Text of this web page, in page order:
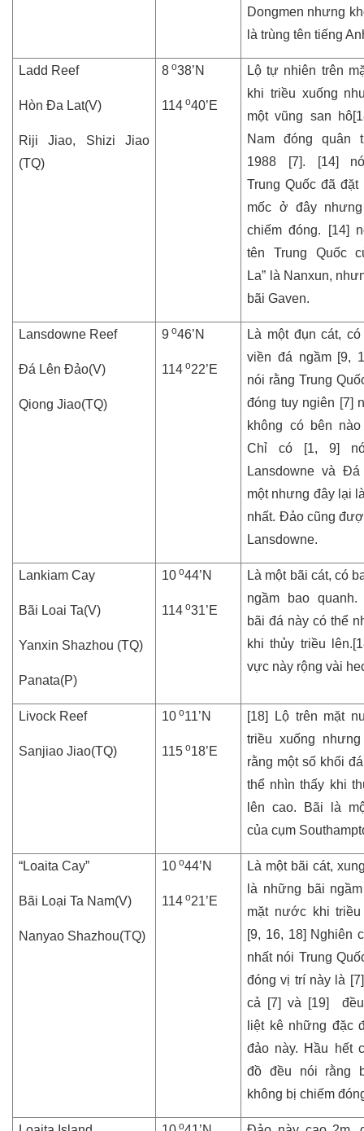
Dongmen nhưng
là trùng tên tiếng
Ladd Reef
Hòn Đa Lat(V)
Riji Jiao, Shizi Jiao
(TQ)
8 o38’N
114 o40’E
Lộ tự nhiên trên
khi triều xuống
một vũng san
Nam đóng quân
1988 [7]. [14]
Trung Quốc đã đặt
mốc ở đây
chiếm đóng. [14]
tên Trung Quốc
La” là Nanxun,
bãi Gaven.
Lansdowne Reef
Đá Lên Đảo(V)
Qiong Jiao(TQ)
9 o46’N
114 o22’E
Là một đụn cát,
viền đá ngầm [9,
nói rằng Trung
đóng tuy ngiên [7]
không có bên nào
Chỉ có [1, 9]
Lansdowne và
một nhưng đây lại
nhất. Đảo cũng
Lansdowne.
Lankiam Cay
Bãi Loai Ta(V)
Yanxin Shazhou (TQ)
Panata(P)
10 o44’N
114 o31’E
Là một bãi cát, có
ngầm bao quanh.
bãi đá này có thể
khi thủy triều
vực này rộng vài
Livock Reef
Sanjiao Jiao(TQ)
10 o11’N
115 o18’E
[18] Lộ trên mặt
triều xuống
rằng một số khối
thể nhìn thấy khi
lên cao. Bãi là
của cụm
“Loaita Cay”
Bãi Loại Ta Nam(V)
Nanyao Shazhou(TQ)
10 o44’N
114 o21’E
Là một bãi cát,
là những bãi
mặt nước khi triều
[9, 16, 18] Nghiên
nhất nói Trung
đóng vị trí này là
cả [7] và [19]
liệt kê những đặc
đảo này. Hầu hết
đồ đều nói rằng
không bị chiếm
o